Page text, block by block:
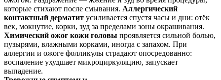
которые стихают после смывания. Аллергический
контактный дерматит усиливается спустя часы и дни: отёк
век, мокнутие, корки, зуд за пределами зоны окрашивания.
Химический ожог кожи головы проявляется сильной болью,
пузырями, влажными корками, иногда с запахом. При
аллергии и ожоге фолликулы страдают опосредованно:
воспаление ухудшает микроциркуляцию, запускает
выпадение.